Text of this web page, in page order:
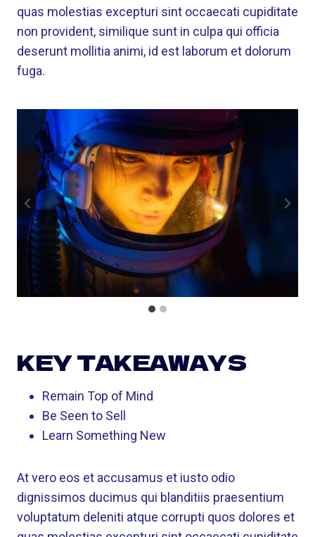
quas molestias excepturi sint occaecati cupiditate
non provident, similique sunt in culpa qui officia
deserunt mollitia animi, id est laborum et dolorum
fuga.
KEY TAKEAWAYS
Remain Top of Mind
Be Seen to Sell
Learn Something New
At vero eos et accusamus et iusto odio
dignissimos ducimus qui blanditiis praesentium
voluptatum deleniti atque corrupti quos dolores et